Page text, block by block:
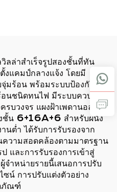
ล่าสำเร็จรูปสองชั้นที่ทัน
งแคมป์กลางแจ้ง โดยมี
มร้อน พร้อมระบบป้องกันการ
นชนิดทนไฟ มีระบบควบคุม
รบวงจร แผงฝ้าเพดานอลูมิ
งชั้น 6+16A+6 สำหรับผนัง
นต่ำ ได้รับการรับรองจาก
วามสอดคล้องตามมาตรฐาน
และการรับรองการเข้าสู่
จำหน่ายรายนี้เสนอการปรับ
ซน์ การปรับแต่งตัวอย่าง
ภัณฑ์